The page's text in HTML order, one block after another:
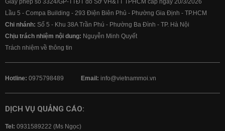
Lãi suất ngân hàng Vietcombank
Giấy phép số 3324/GP-TTĐT do Sở VH&TT TPHCM cấp ngày 20/3/2026
Lầu 5 - Compa Building - 293 Điện Biên Phủ - Phường Gia Định - TP.HCM
Chi nhánh: Số 5 - Khu 38A Trần Phú - Phường Ba Đình - TP. Hà Nội
Chịu trách nhiệm nội dung: Nguyễn Minh Quyết
Trách nhiệm về thông tin
Hotline: 0975798489 Email: info@vietnammoi.vn
DỊCH VỤ QUẢNG CÁO:
Tel: 0931589222 (Ms Ngọc)